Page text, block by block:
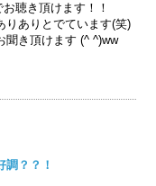
聴き頂けます！！
りありとでています(笑)
聞き頂けます (^ ^)ww
調？？！